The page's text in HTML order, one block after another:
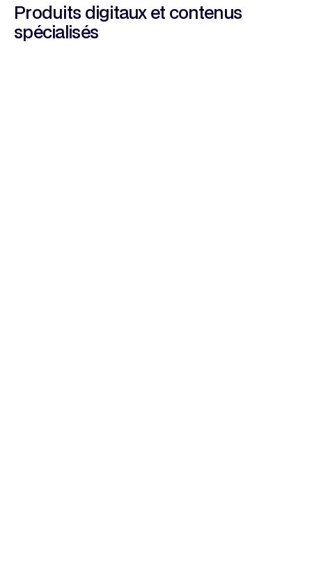
Produits digitaux et contenus
spécialisés